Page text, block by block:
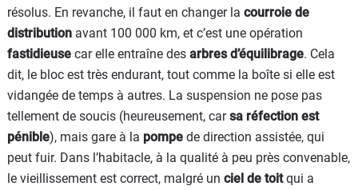
résolus. En revanche, il faut en changer la courroie de
distribution avant 100 000 km, et c’est une opération
fastidieuse car elle entraîne des arbres d’équilibrage. Cela
dit, le bloc est très endurant, tout comme la boîte si elle est
vidangée de temps à autres. La suspension ne pose pas
tellement de soucis (heureusement, carsa réfection est
pénible), mais gare à la pompe de direction assistée, qui
peut fuir. Dans l’habitacle, à la qualité à peu près convenable,
le vieillissement est correct, malgré un ciel de toitqui a